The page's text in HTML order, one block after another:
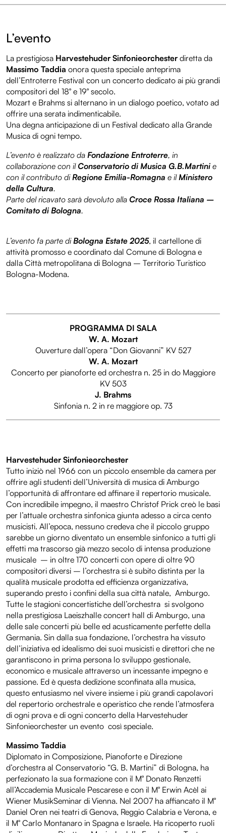
L’evento
La prestigiosa Harvestehuder Sinfonieorchester diretta da
Massimo Taddia onora questa speciale anteprima
dell’Entroterre Festival con un concerto dedicato ai più grandi
compositori del 18° e 19° secolo.
Mozart e Brahms si alternano in un dialogo poetico, votato ad
offrire una serata indimenticabile.
Una degna anticipazione di un Festival dedicato alla Grande
Musica di ogni tempo.
L’evento è realizzato da Fondazione Entroterre, in
collaborazione con il Conservatorio di Musica G.B.Martini e
con il contributo diRegione Emilia-Romagna e ilMinistero
della Cultura.
Parte del ricavato sarà devoluto alla Croce Rossa Italiana –
Comitato di Bologna.
L’evento fa parte diBologna Estate 2025, il cartellone di
attività promosso e coordinato dal Comune di Bologna e
dalla Città metropolitana di Bologna – Territorio Turistico
Bologna-Modena.
PROGRAMMA DI SALA
W. A. Mozart
Ouverture dall’opera “Don Giovanni” KV 527
W. A. Mozart
Concerto per pianoforte ed orchestra n. 25 in do Maggiore
KV 503
J. Brahms
Sinfonia n. 2 in re maggiore op. 73
Harvestehuder Sinfonieorchester
Tutto iniziò nel 1966 con un piccolo ensemble da camera per
offrire agli studenti dell’Università di musica di Amburgo
l’opportunità di affrontare ed affinare il repertorio musicale.
Con incredibile impegno, il maestro Christof Prick creò le basi
per l’attuale orchestra sinfonica giunta adesso a circa cento
musicisti. All’epoca, nessuno credeva che il piccolo gruppo
sarebbe un giorno diventato un ensemble sinfonico a tutti gli
effetti ma trascorso già mezzo secolo di intensa produzione
musicale – in oltre 170 concerti con opere di oltre 90
compositori diversi – l’orchestra si è subito distinta per la
qualità musicale prodotta ed efficienza organizzativa,
superando presto i confini della sua città natale, Amburgo.
Tutte le stagioni concertistiche dell’orchestra si svolgono
nella prestigiosa Laeiszhalle concert hall di Amburgo, una
delle sale concerti più belle ed acusticamente perfette della
Germania. Sin dalla sua fondazione, l’orchestra ha vissuto
dell’iniziativa ed idealismo dei suoi musicisti e direttori che ne
garantiscono in prima persona lo sviluppo gestionale,
economico e musicale attraverso un incessante impegno e
passione. Ed è questa dedizione sconfinata alla musica,
questo entusiasmo nel vivere insieme i più grandi capolavori
del repertorio orchestrale e operistico che rende l’atmosfera
di ogni prova e di ogni concerto della Harvestehuder
Sinfonieorchester un evento così speciale.
Massimo Taddia
Diplomato in Composizione, Pianoforte e Direzione
d’orchestra al Conservatorio “G. B. Martini” di Bologna, ha
perfezionato la sua formazione con il M° Donato Renzetti
all’Accademia Musicale Pescarese e con il M° Erwin Acèl ai
Wiener MusikSeminar di Vienna. Nel 2007 ha affiancato il M°
Daniel Oren nei teatri di Genova, Reggio Calabria e Verona, e
il M° Carlo Montanaro in Spagna e Israele. Ha ricoperto ruoli